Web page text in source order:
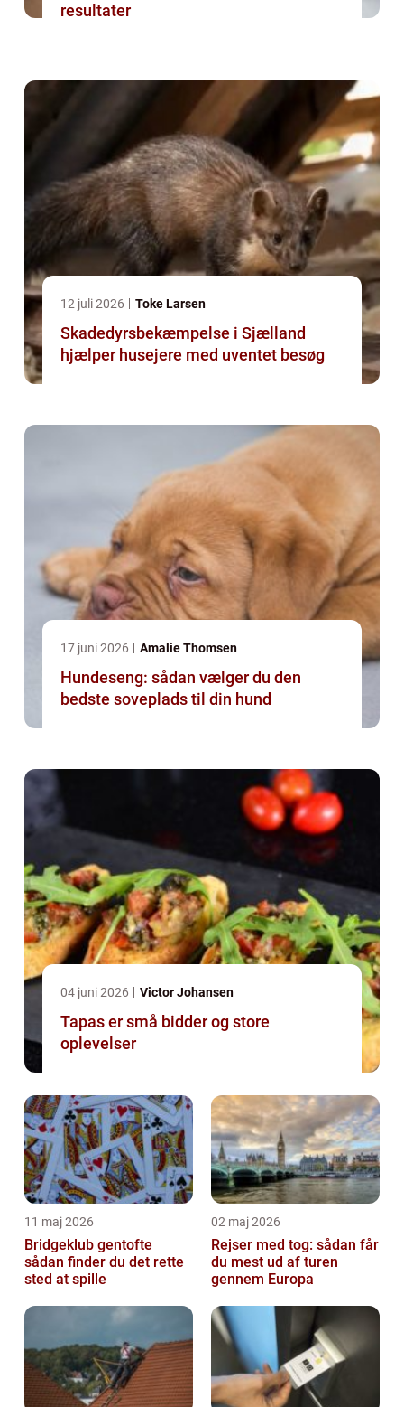
resultater
12 juli 2026 Toke Larsen
Skadedyrsbekæmpelse i Sjælland
hjælper husejere med uventet besøg
17 juni 2026 Amalie Thomsen
Hundeseng: sådan vælger du den
bedste soveplads til din hund
04 juni 2026 Victor Johansen
Tapas er små bidder og store
oplevelser
11 maj 2026
Bridgeklub gentofte
sådan finder du det rette
sted at spille
02 maj 2026
Rejser med tog: sådan får
du mest ud af turen
gennem Europa